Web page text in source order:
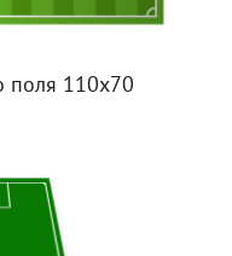
поля 110х70